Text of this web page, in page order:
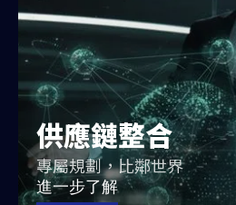
供應鏈整合
專屬規劃，比鄰世界
進一步了解